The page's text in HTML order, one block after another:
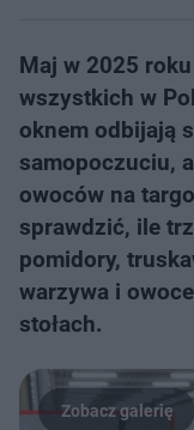
Maj w 2025
wszystkich w
oknem odbijają
samopoczuciu,
owoców na
sprawdzić, ile
pomidory,
warzywa i
stołach.